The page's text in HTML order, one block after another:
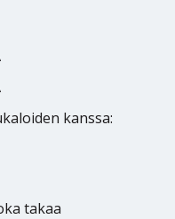
kanssa:
takaa